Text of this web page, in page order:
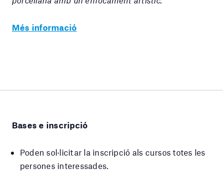
Més informació
Bases e inscripció
Poden sol·licitar la inscripció als cursos totes les
persones interessades.